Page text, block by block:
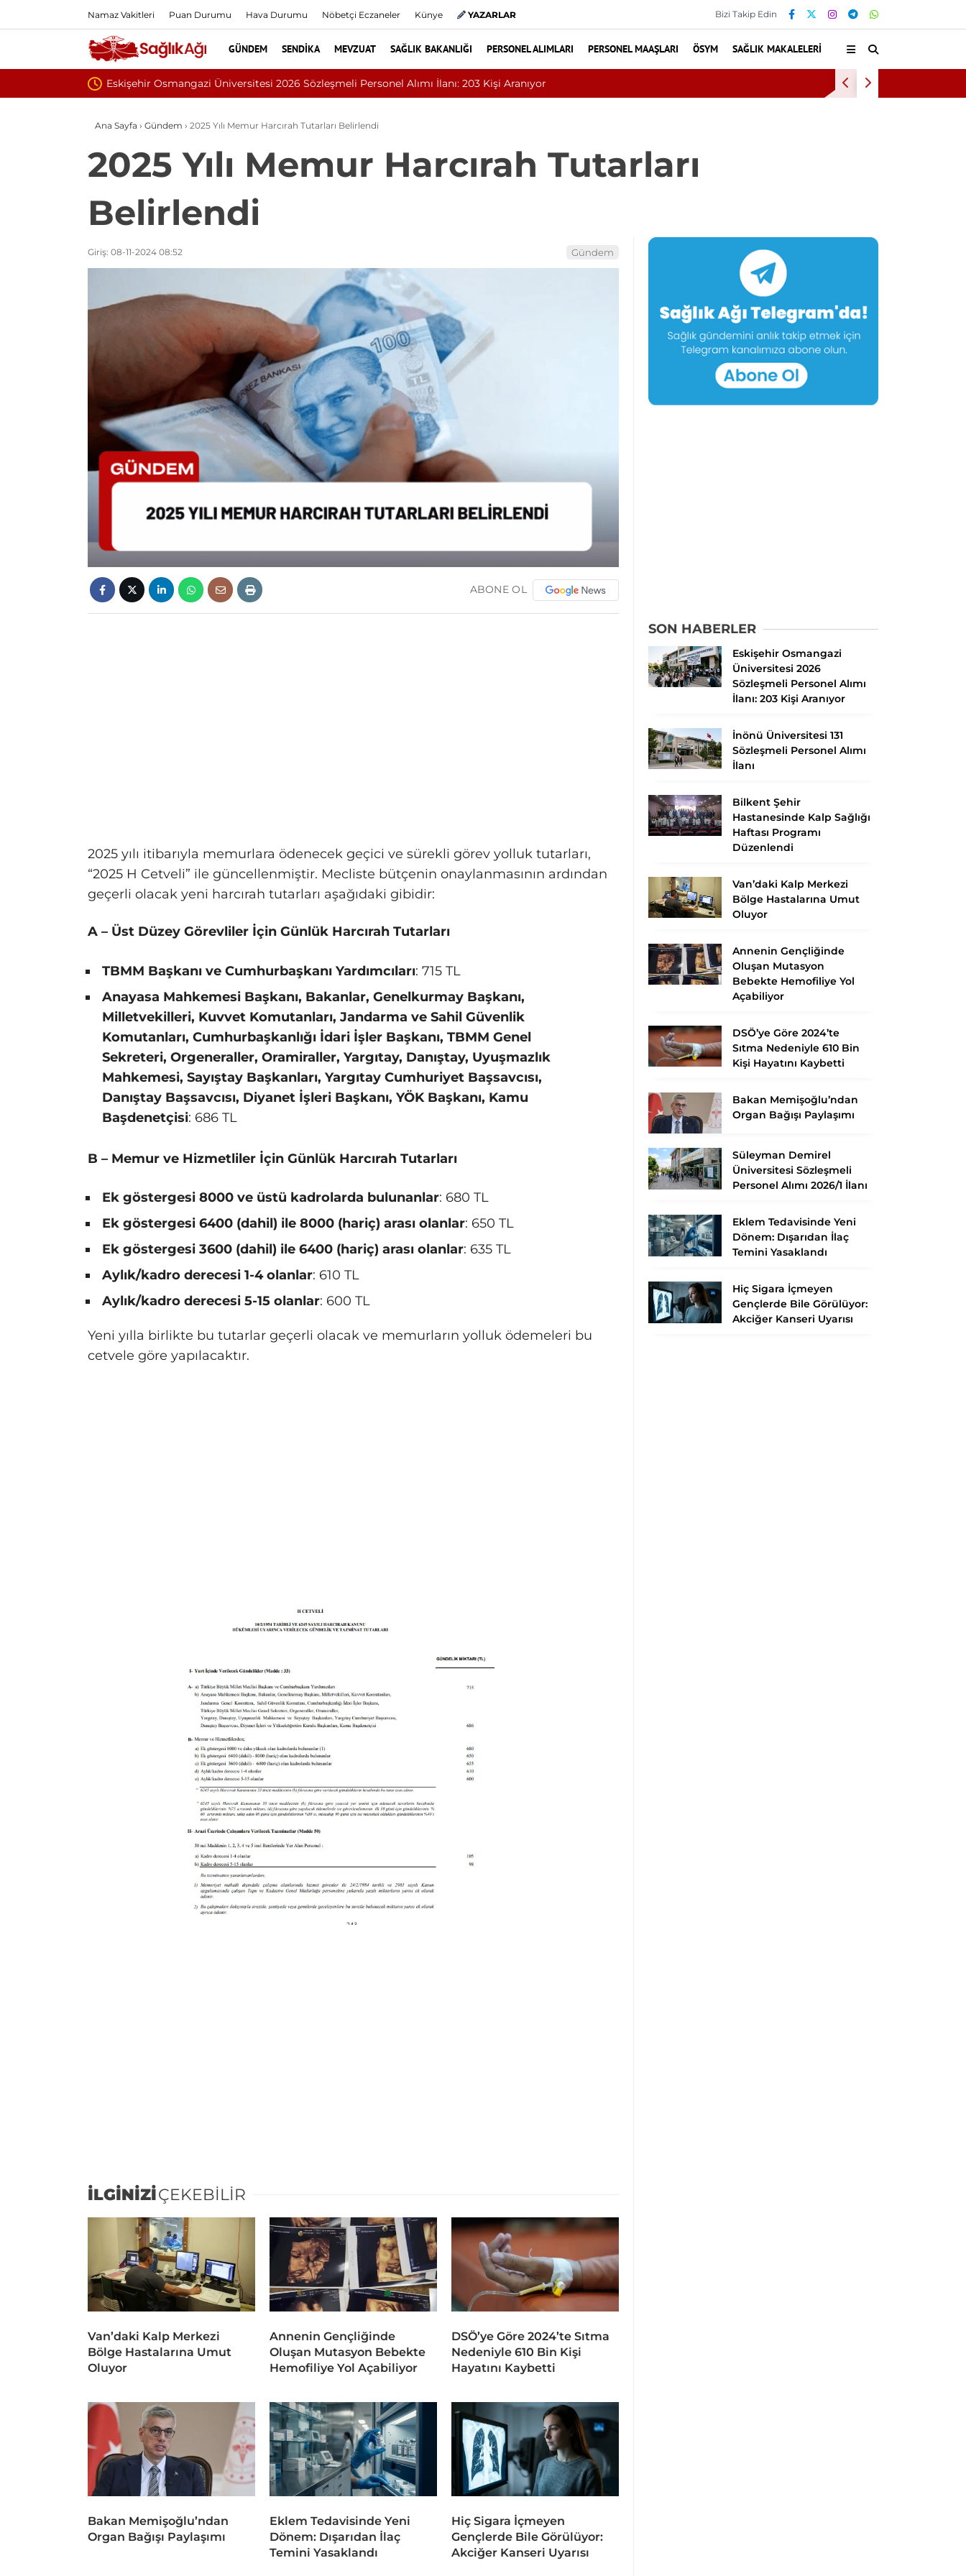
Namaz Vakitleri Puan Durumu Hava Durumu Nöbetçi Eczaneler Künye YAZARLAR Bizi Takip Edin
GÜNDEM SENDIKA MEVZUAT SAĞLIK BAKANLIĞI PERSONEL ALIMLARI PERSONEL MAAŞLARI ÖSYM SAĞLIK MAKALELERI
İnönü Üniversitesi 131 Sözleşmeli Personel Alımı İlanı
Ana Sayfa › Gündem › 2025 Yılı Memur Harcırah Tutarları Belirlendi
2025 Yılı Memur Harcırah Tutarları
Belirlendi
Giriş: 08-11-2024 08:52 Gündem
ABONE OL
2025 yılı itibarıyla memurlara ödenecek geçici ve sürekli görev yolluk tutarları,
“2025 H Cetveli” ile güncellenmiştir. Mecliste bütçenin onaylanmasının ardından
geçerli olacak yeni harcırah tutarları aşağıdaki gibidir:
A – Üst Düzey Görevliler İçin Günlük Harcırah Tutarları
TBMM Başkanı ve Cumhurbaşkanı Yardımcıları: 715 TL
Anayasa Mahkemesi Başkanı, Bakanlar, Genelkurmay Başkanı,
Milletvekilleri, Kuvvet Komutanları, Jandarma ve Sahil Güvenlik
Komutanları, Cumhurbaşkanlığı İdari İşler Başkanı, TBMM Genel
Sekreteri, Orgeneraller, Oramiraller, Yargıtay, Danıştay, Uyuşmazlık
Mahkemesi, Sayıştay Başkanları, Yargıtay Cumhuriyet Başsavcısı,
Danıştay Başsavcısı, Diyanet İşleri Başkanı, YÖK Başkanı, Kamu
Başdenetçisi: 686 TL
B – Memur ve Hizmetliler İçin Günlük Harcırah Tutarları
Ek göstergesi 8000 ve üstü kadrolarda bulunanlar: 680 TL
Ek göstergesi 6400 (dahil) ile 8000 (hariç) arası olanlar: 650 TL
Ek göstergesi 3600 (dahil) ile 6400 (hariç) arası olanlar: 635 TL
Aylık/kadro derecesi 1-4 olanlar: 610 TL
Aylık/kadro derecesi 5-15 olanlar: 600 TL
Yeni yılla birlikte bu tutarlar geçerli olacak ve memurların yolluk ödemeleri bu
cetvele göre yapılacaktır.
İLGİNİZİÇEKEBİLİR
Van’daki Kalp Merkezi
Bölge Hastalarına Umut
Oluyor
Annenin Gençliğinde
Oluşan Mutasyon Bebekte
Hemofiliye Yol Açabiliyor
DSÖ’ye Göre 2024’te Sıtma
Nedeniyle 610 Bin Kişi
Hayatını Kaybetti
Bakan Memişoğlu’ndan
Organ Bağışı Paylaşımı
Eklem Tedavisinde Yeni
Dönem: Dışarıdan İlaç
Temini Yasaklandı
Hiç Sigara İçmeyen
Gençlerde Bile Görülüyor:
Akciğer Kanseri Uyarısı
SON HABERLER
Eskişehir Osmangazi
Üniversitesi 2026
Sözleşmeli Personel Alımı
İlanı: 203 Kişi Aranıyor
İnönü Üniversitesi 131
Sözleşmeli Personel Alımı
İlanı
Bilkent Şehir
Hastanesinde Kalp Sağlığı
Haftası Programı
Düzenlendi
Van’daki Kalp Merkezi
Bölge Hastalarına Umut
Oluyor
Annenin Gençliğinde
Oluşan Mutasyon
Bebekte Hemofiliye Yol
Açabiliyor
DSÖ’ye Göre 2024’te
Sıtma Nedeniyle 610 Bin
Kişi Hayatını Kaybetti
Bakan Memişoğlu’ndan
Organ Bağışı Paylaşımı
Süleyman Demirel
Üniversitesi Sözleşmeli
Personel Alımı 2026/1 İlanı
Eklem Tedavisinde Yeni
Dönem: Dışarıdan İlaç
Temini Yasaklandı
Hiç Sigara İçmeyen
Gençlerde Bile Görülüyor:
Akciğer Kanseri Uyarısı